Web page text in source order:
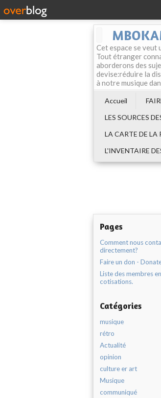
Cet espace se
Tout étranger
aborderons des
devise:réduire la
à notre musique
Accueil
LES SOURCES
LA CARTE DE LA
L'INVENTAIRE
Pages
Comment nous
directement?
Faire un don -
Liste des membres
cotisations.
Catégories
musique
rétro
Actualité
opinion
culture er art
Musique
communiqué